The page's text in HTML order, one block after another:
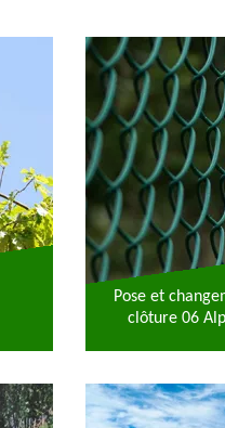
Pose et
clôture 06